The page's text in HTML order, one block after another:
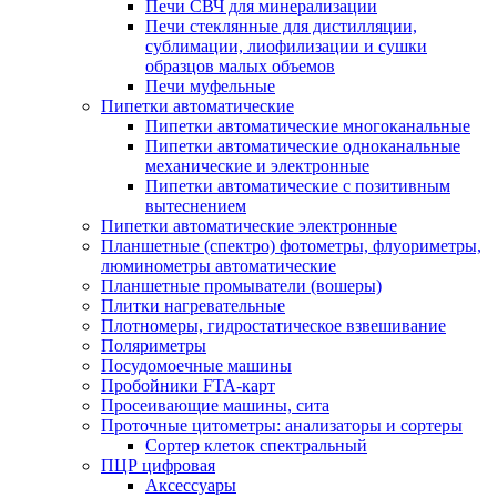
Печи СВЧ для минерализации
Печи стеклянные для дистилляции,
сублимации, лиофилизации и сушки
образцов малых объемов
Печи муфельные
Пипетки автоматические
Пипетки автоматические многоканальные
Пипетки автоматические одноканальные
механические и электронные
Пипетки автоматические с позитивным
вытеснением
Пипетки автоматические электронные
Планшетные (спектро) фотометры, флуориметры,
люминометры автоматические
Планшетные промыватели (вошеры)
Плитки нагревательные
Плотномеры, гидростатическое взвешивание
Поляриметры
Посудомоечные машины
Пробойники FTA-карт
Просеивающие машины, сита
Проточные цитометры: анализаторы и сортеры
Сортер клеток спектральный
ПЦР цифровая
Аксессуары